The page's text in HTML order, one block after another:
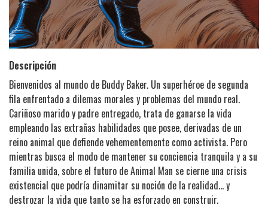
Descripción
Bienvenidos al mundo de Buddy Baker. Un superhéroe de segunda
fila enfrentado a dilemas morales y problemas del mundo real.
Cariñoso marido y padre entregado, trata de ganarse la vida
empleando las extrañas habilidades que posee, derivadas de un
reino animal que defiende vehementemente como activista. Pero
mientras busca el modo de mantener su conciencia tranquila y a su
familia unida, sobre el futuro de Animal Man se cierne una crisis
existencial que podría dinamitar su noción de la realidad... y
destrozar la vida que tanto se ha esforzado en construir.